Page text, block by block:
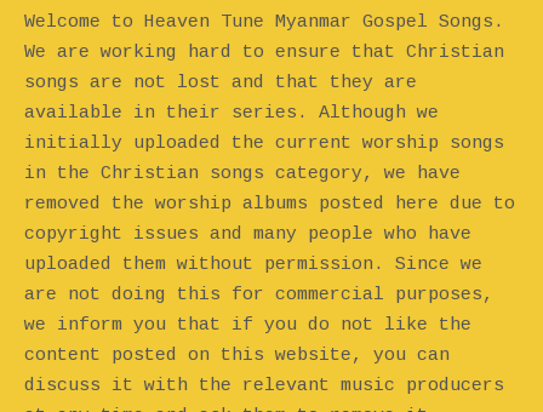
Welcome to Heaven Tune Myanmar Gospel Songs.
We are working hard to ensure that Christian
songs are not lost and that they are
available in their series. Although we
initially uploaded the current worship songs
in the Christian songs category, we have
removed the worship albums posted here due to
copyright issues and many people who have
uploaded them without permission. Since we
are not doing this for commercial purposes,
we inform you that if you do not like the
content posted on this website, you can
discuss it with the relevant music producers